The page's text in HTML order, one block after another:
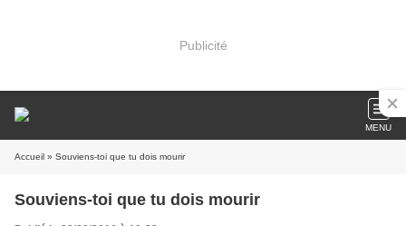
Publicité
MENU
Accueil » Souviens-toi que tu dois mourir
Souviens-toi que tu dois mourir